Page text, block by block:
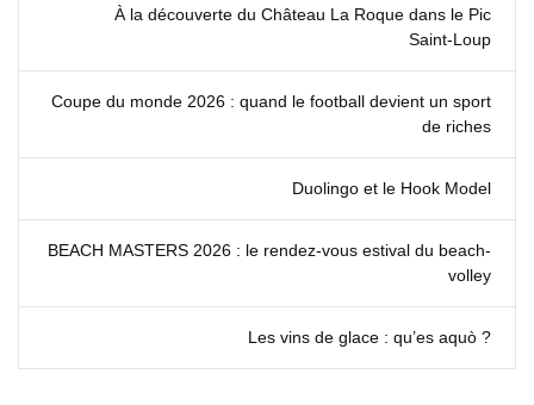
À la découverte du Château La Roque dans le Pic
Saint‑Loup
Coupe du monde 2026 : quand le football devient un sport
de riches
Duolingo et le Hook Model
BEACH MASTERS 2026 : le rendez‑vous estival du beach-
volley
Les vins de glace : qu’es aquò ?